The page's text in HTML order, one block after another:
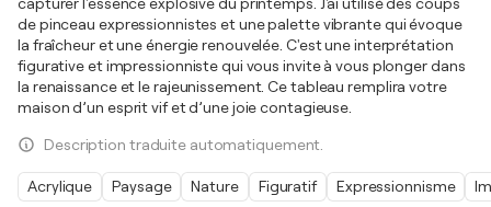
de pinceau expressionnistes et une palette vibrante qui évoque
la fraîcheur et une énergie renouvelée. C'est une interprétation
figurative et impressionniste qui vous invite à vous plonger dans
la renaissance et le rajeunissement. Ce tableau remplira votre
maison d’un esprit vif et d’une joie contagieuse.
Description traduite automatiquement.
Acrylique Paysage Nature Figuratif Expressionnisme